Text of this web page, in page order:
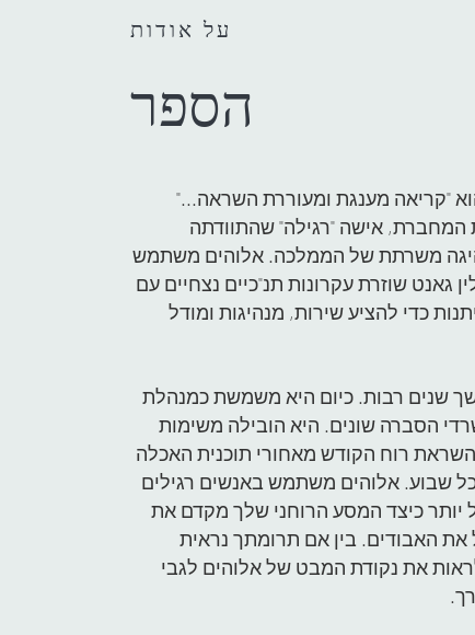
על אודות
הספר
"קריאה מענגת ומעוררת השראה..."
אישה "רגילה" שהתוודתה
משרתת של הממלכה. אלוהים משתמש
גאנט שוזרת עקרונות תנ"כיים נצחיים עם
כדי להציע שירות, מנהיגות ומודל
שנים רבות. כיום היא משמשת כמנהלת
הסברה שונים. היא הובילה משימות
רוח הקודש מאחורי תוכנית האכלה
שבוע. אלוהים משתמש באנשים רגילים
יותר כיצד המסע הרוחני שלך מקדם את
האבודים. בין אם תרומתך נראית
את נקודת המבט של אלוהים לגבי